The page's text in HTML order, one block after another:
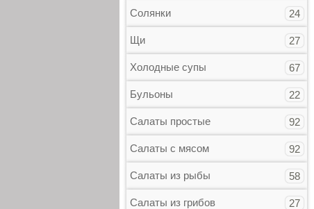
Солянки 24
Щи 27
Холодные супы 67
Бульоны 22
Салаты простые 92
Салаты с мясом 92
Салаты из рыбы 58
Салаты из грибов 27